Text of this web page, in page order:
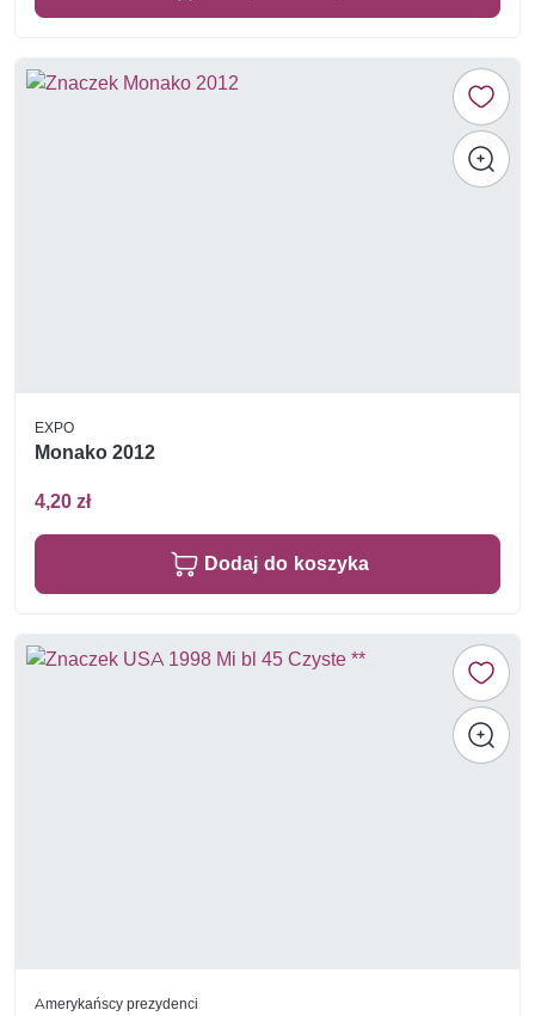
EXPO
Monako 2012
4,20 zł
Dodaj do koszyka
Amerykańscy prezydenci